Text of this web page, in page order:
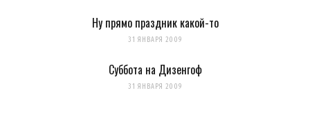
Ну прямо праздник какой-то
31 ЯНВАРЯ 2009
Суббота на Дизенгоф
31 ЯНВАРЯ 2009